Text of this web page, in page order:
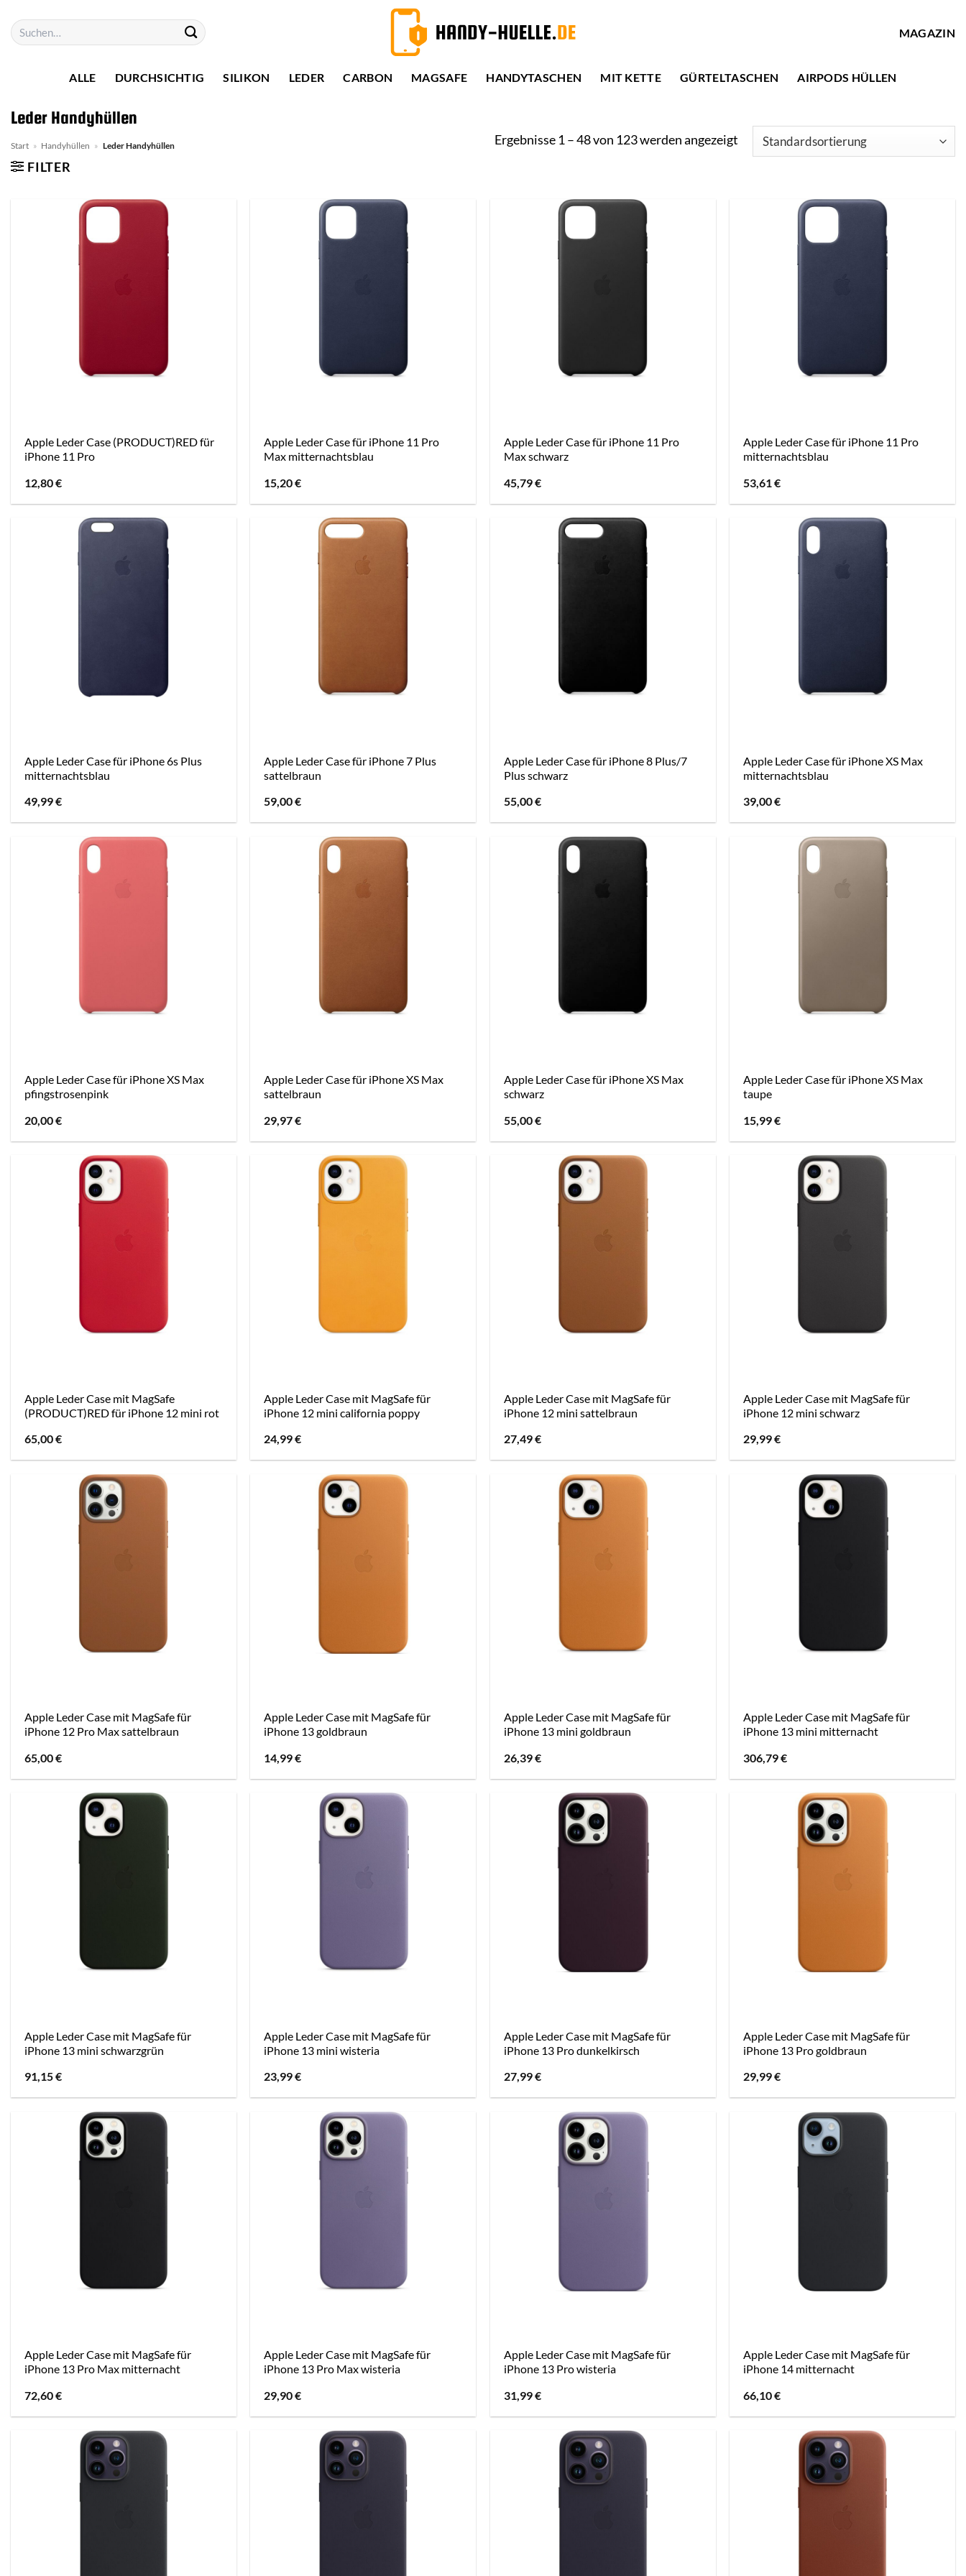
Inhalt
springen
Suchen
nach:
MAGAZIN
ALLE DURCHSICHTIG SILIKON LEDER CARBON MAGSAFE HANDYTASCHEN MIT KETTE GÜRTELTASCHEN AIRPODS HÜLLEN
Leder Handyhüllen
Start » Handyhüllen » Leder Handyhüllen
FILTER
Ergebnisse 1 – 48 von 123 werden angezeigt
Apple Leder Case (PRODUCT)RED für
iPhone 11 Pro
12,80€
Apple Leder Case für iPhone 11 Pro
Max mitternachtsblau
15,20€
Apple Leder Case für iPhone 11 Pro
Max schwarz
45,79€
Apple Leder Case für iPhone 11 Pro
mitternachtsblau
53,61€
Apple Leder Case für iPhone 6s Plus
mitternachtsblau
49,99€
Apple Leder Case für iPhone 7 Plus
sattelbraun
59,00€
Apple Leder Case für iPhone 8 Plus/7
Plus schwarz
55,00€
Apple Leder Case für iPhone XS Max
mitternachtsblau
39,00€
Apple Leder Case für iPhone XS Max
pfingstrosenpink
20,00€
Apple Leder Case für iPhone XS Max
sattelbraun
29,97€
Apple Leder Case für iPhone XS Max
schwarz
55,00€
Apple Leder Case für iPhone XS Max
taupe
15,99€
Apple Leder Case mit MagSafe
(PRODUCT)RED für iPhone 12 mini rot
65,00€
Apple Leder Case mit MagSafe für
iPhone 12 mini california poppy
24,99€
Apple Leder Case mit MagSafe für
iPhone 12 mini sattelbraun
27,49€
Apple Leder Case mit MagSafe für
iPhone 12 mini schwarz
29,99€
Apple Leder Case mit MagSafe für
iPhone 12 Pro Max sattelbraun
65,00€
Apple Leder Case mit MagSafe für
iPhone 13 goldbraun
14,99€
Apple Leder Case mit MagSafe für
iPhone 13 mini goldbraun
26,39€
Apple Leder Case mit MagSafe für
iPhone 13 mini mitternacht
306,79€
Apple Leder Case mit MagSafe für
iPhone 13 mini schwarzgrün
91,15€
Apple Leder Case mit MagSafe für
iPhone 13 mini wisteria
23,99€
Apple Leder Case mit MagSafe für
iPhone 13 Pro dunkelkirsch
27,99€
Apple Leder Case mit MagSafe für
iPhone 13 Pro goldbraun
29,99€
Apple Leder Case mit MagSafe für
iPhone 13 Pro Max mitternacht
72,60€
Apple Leder Case mit MagSafe für
iPhone 13 Pro Max wisteria
29,90€
Apple Leder Case mit MagSafe für
iPhone 13 Pro wisteria
31,99€
Apple Leder Case mit MagSafe für
iPhone 14 mitternacht
66,10€